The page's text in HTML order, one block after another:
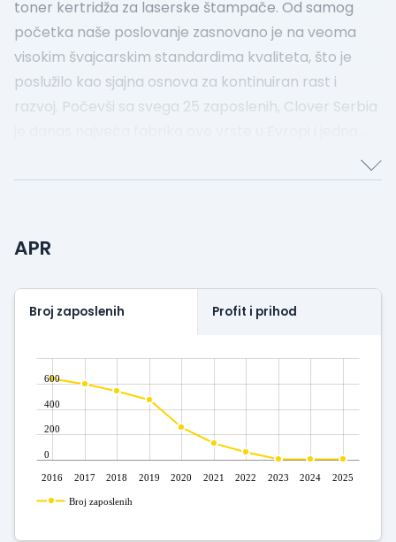
toner kertridža za laserske štampače. Od samog
početka naše poslovanje zasnovano je na veoma
visokim švajcarskim standardima kvaliteta, što je
poslužilo kao sjajna osnova za kontinuiran rast i
razvoj. Počevši sa svega 25 zaposlenih, Clover Serbia
proizvodi vrhunskog kvalitetu pronašli svoje mesto
reproizvodnje I upotrebu postojećih resursa
APR
Broj zaposlenih Profit i prihod
2016 2017 2018 2019 2020 2021 2022 2023 2024 2025
0
200
400
600
Broj zaposlenih